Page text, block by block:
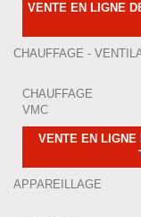
VENTE EN LIGNE
CHAUFFAGE -
CHAUFFAGE
VMC
VENTE EN LIGNE
APPAREILLAGE